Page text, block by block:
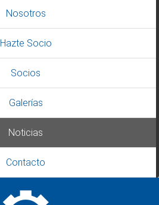
Nosotros
Hazte Socio
Socios
Galerías
Noticias
Contacto